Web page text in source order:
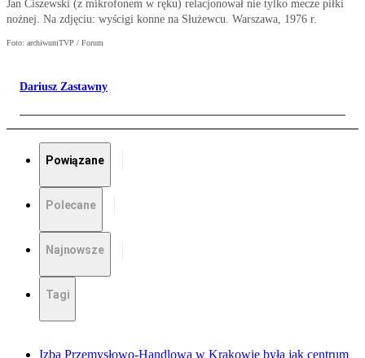
Jan Ciszewski (z mikrofonem w ręku) relacjonował nie tylko mecze piłki
nożnej. Na zdjęciu: wyścigi konne na Służewcu. Warszawa, 1976 r.
Foto: archiwumTVP / Forum
Dariusz Zastawny
Powiązane
Polecane
Najnowsze
Tagi
Izba Przemysłowo-Handlowa w Krakowie była jak centrum